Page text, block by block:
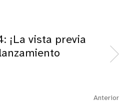
¡La vista previa
Anterior